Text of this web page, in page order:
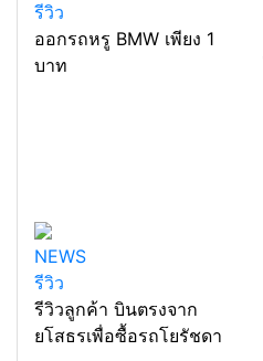
รีวิว
ออกรถหรู BMW เพียง 1
บาท
NEWS
รีวิว
รีวิวลูกค้า บินตรงจาก
ยโสธรเพื่อซื้อรถโยรัชดา